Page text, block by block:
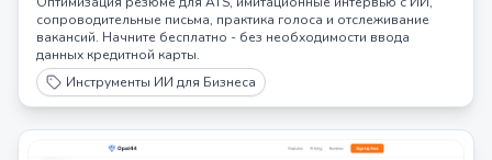
сопроводительные письма, практика голоса и отслеживание
вакансий. Начните бесплатно - без необходимости ввода
данных кредитной карты.
Инструменты ИИ для Бизнеса